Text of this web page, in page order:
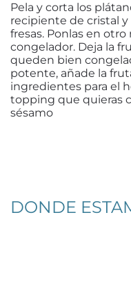
Pela y corta los
recipiente de cristal y
fresas. Ponlas en
congelador. Deja la
queden bien
potente, añade la
ingredientes para el
topping que quieras
sésamo
DONDE